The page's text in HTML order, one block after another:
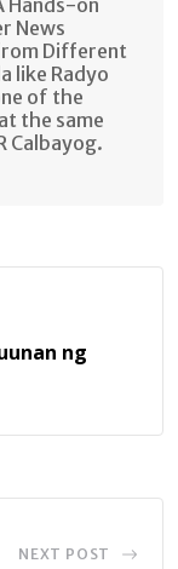
Hands-on
News
Different
like Radyo
of the
the same
Calbayog.
ng
NEXT POST